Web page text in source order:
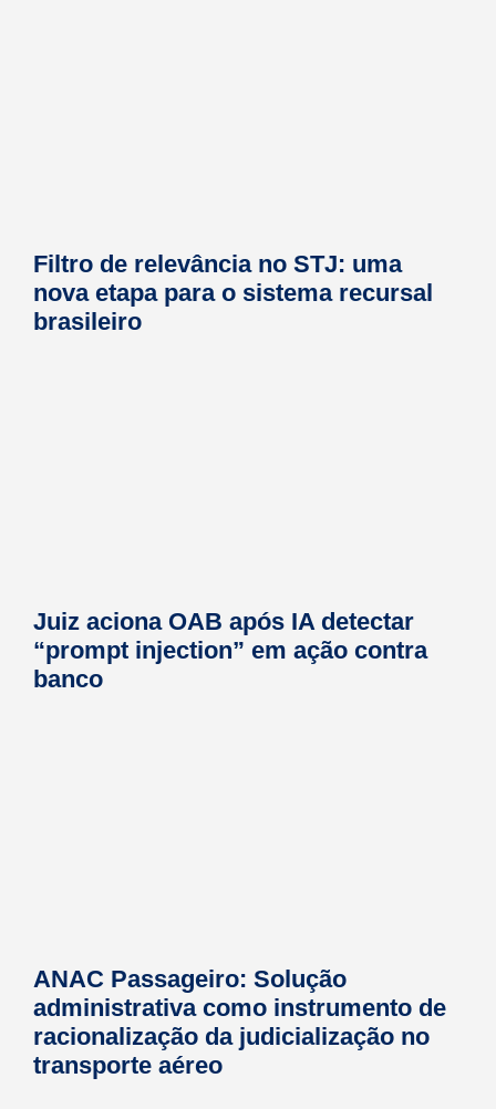
Filtro de relevância no STJ: uma
nova etapa para o sistema recursal
brasileiro
Juiz aciona OAB após IA detectar
“prompt injection” em ação contra
banco
ANAC Passageiro: Solução
administrativa como instrumento de
racionalização da judicialização no
transporte aéreo